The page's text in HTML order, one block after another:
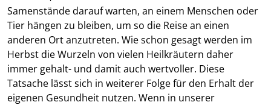
Samenstände darauf warten, an einem Menschen oder
Tier hängen zu bleiben, um so die Reise an einen
anderen Ort anzutreten. Wie schon gesagt werden im
Herbst die Wurzeln von vielen Heilkräutern daher
immer gehalt- und damit auch wertvoller. Diese
Tatsache lässt sich in weiterer Folge für den Erhalt der
eigenen Gesundheit nutzen. Wenn in unserer